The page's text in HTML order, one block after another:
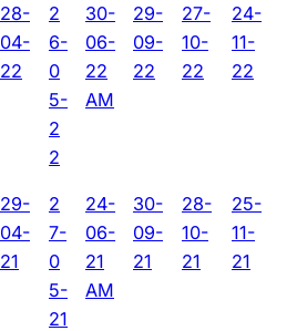
28-
04-
22
2
6-
0
5-
2
2
30-
06-
22
AM
29-
09-
22
27-
10-
22
24-
11-
22
29-
04-
21
2
7-
0
5-
21
24-
06-
21
AM
30-
09-
21
28-
10-
21
25-
11-
21